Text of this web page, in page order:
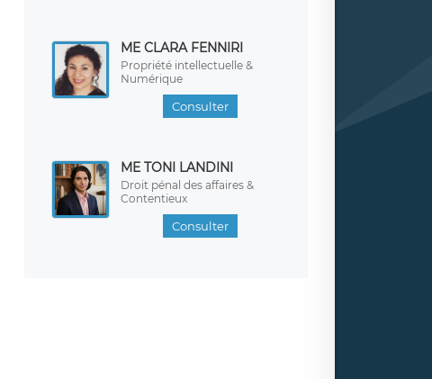
ME CLARA FENNIRI
Propriété intellectuelle &
Numérique
Consulter
ME TONI LANDINI
Droit pénal des affaires &
Contentieux
Consulter